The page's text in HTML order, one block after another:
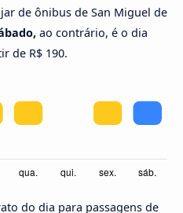
de ônibus de San Miguel de
ao contrário, é o dia
de R$ 190.
do dia para passagens de